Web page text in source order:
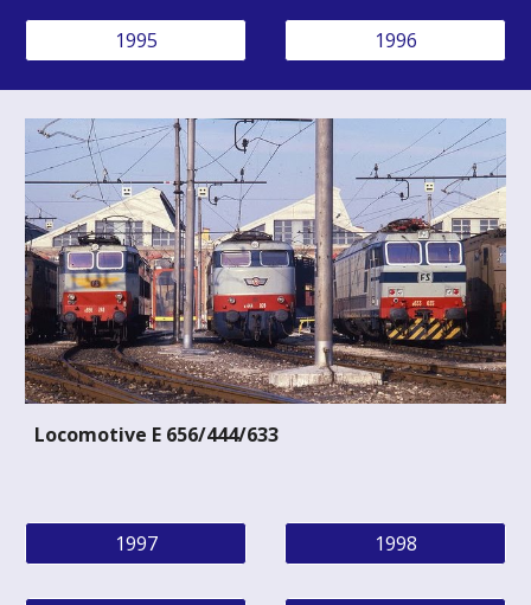
1995 1996
Locomotive E 656/444/633
1997 1998